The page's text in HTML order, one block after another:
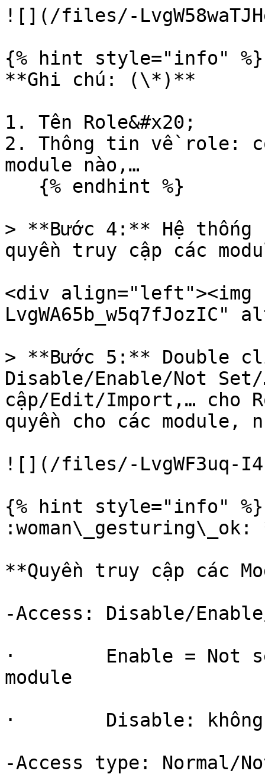
![](/files/-
{% hint style="info" %}
**Ghi chú: (\*)**
1. Tên Role&#x20;
2. Thông tin về role:
module nào,…
> **Bước 4:** Hệ
quyền truy cập các
<div
LvgWA65b_w5q7fJozIC"
> **Bước 5:** Double
Disable/Enable/Not
cập/Edit/Import,… cho
quyền cho các module,
![](/files/-LvgWF3uq-
{% hint style="info" %}
**Quyền truy cập các
-Access: Disable/
·        Enable = Not
module
·        Disable: không
-Access type: Normal/